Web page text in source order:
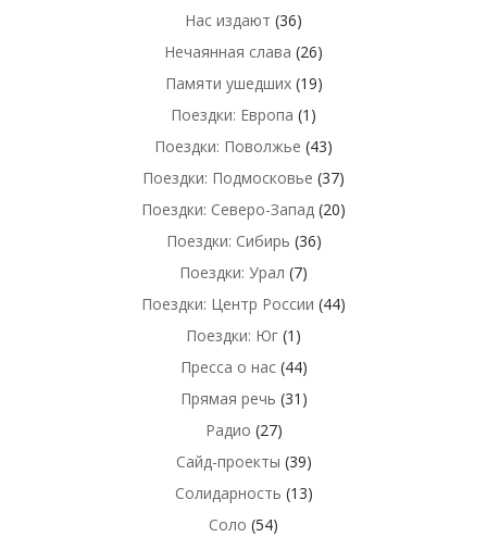
Нас издают (36)
Нечаянная слава (26)
Памяти ушедших(19)
Поездки: Европа (1)
Поездки: Поволжье (43)
Поездки: Подмосковье (37)
Поездки: Северо-Запад (20)
Поездки: Сибирь (36)
Поездки: Урал (7)
Поездки: Центр России (44)
Поездки: Юг (1)
Пресса о нас(44)
Прямая речь (31)
Радио (27)
Сайд-проекты (39)
Солидарность (13)
Соло (54)